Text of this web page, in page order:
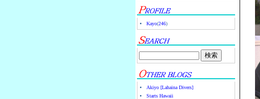
Kayo(246)
Akiyo [Lahaina Divers]
Starts Hawaii